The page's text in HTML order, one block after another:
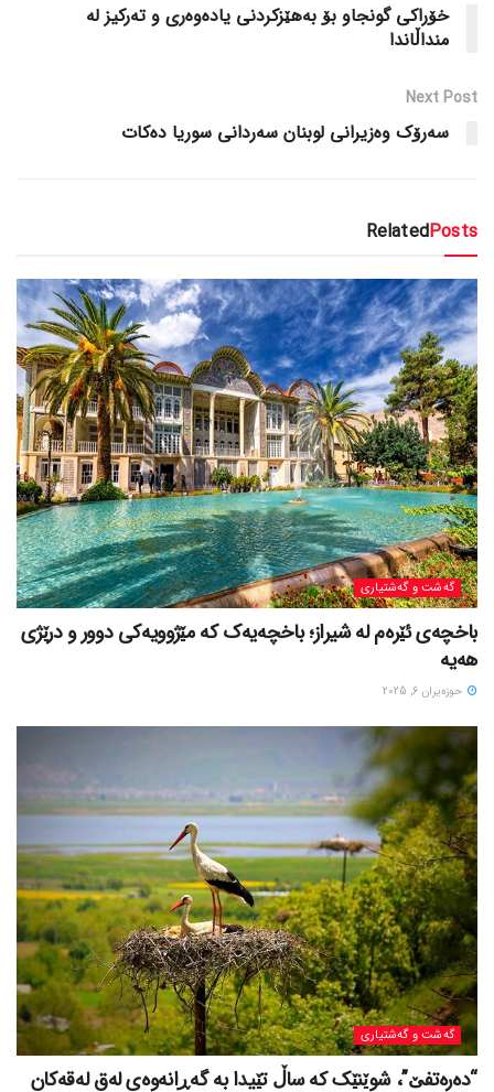
خۆراکی گونجاو بۆ بەهێزکردنی یادەوەری و تەرکیز لە
منداڵاندا
Next Post
سەرۆک وەزیرانی لوبنان سەردانی سوریا دەکات
RelatedPosts
گه‌شت و گه‌شتیاری
باخچەی ئێرەم لە شیراز؛ باخچەیەک کە مێژوویەکی دوور و درێژی
هەیە
حوزه‌یران 6, 2025
گه‌شت و گه‌شتیاری
“دەرەتفێ”، شوێنێک کە ساڵ تێیدا بە گەڕانەوەی لەق لەقەکان